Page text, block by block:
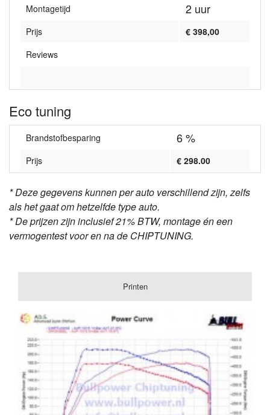
Montagetijd
2 uur
Prijs
€ 398,00
Reviews
Eco tuning
Brandstofbesparing 6 %
Prijs € 298.00
* Deze gegevens kunnen per auto verschillend zijn, zelfs
als het gaat om hetzelfde type auto.
* De prijzen zijn inclusief 21% BTW, montage én een
vermogentest voor en na de CHIPTUNING.
Printen